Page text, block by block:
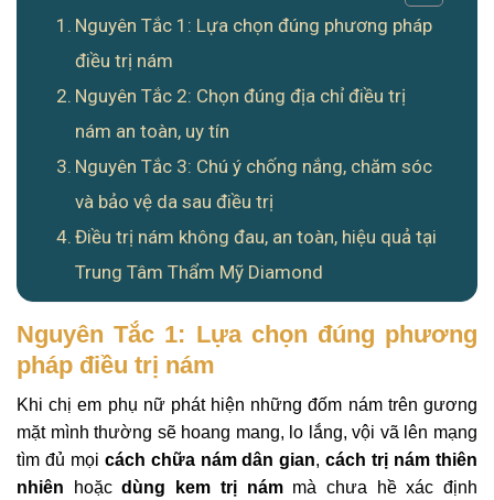
Nguyên Tắc 1: Lựa chọn đúng phương pháp
điều trị nám
Nguyên Tắc 2: Chọn đúng địa chỉ điều trị
nám an toàn, uy tín
Nguyên Tắc 3: Chú ý chống nắng, chăm sóc
và bảo vệ da sau điều trị
Điều trị nám không đau, an toàn, hiệu quả tại
Trung Tâm Thẩm Mỹ Diamond
Nguyên Tắc 1: Lựa chọn đúng phương
pháp điều trị nám
Khi chị em phụ nữ phát hiện những đốm nám trên gương
mặt mình thường sẽ hoang mang, lo lắng, vội vã lên mạng
tìm đủ mọi cách chữa nám dân gian,cách trị nám thiên
nhiên hoặcdùng kem trị námmà chưa hề xác định